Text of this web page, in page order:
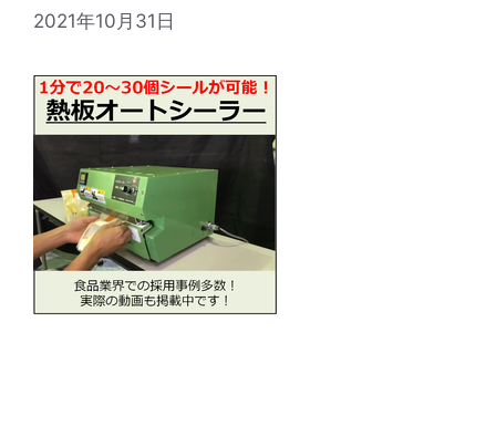
2021年10月31日